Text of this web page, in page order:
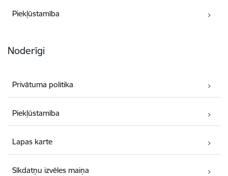
Piekļūstamība
Noderīgi
Privātuma politika
Piekļūstamība
Lapas karte
Sīkdatņu izvēles maiņa